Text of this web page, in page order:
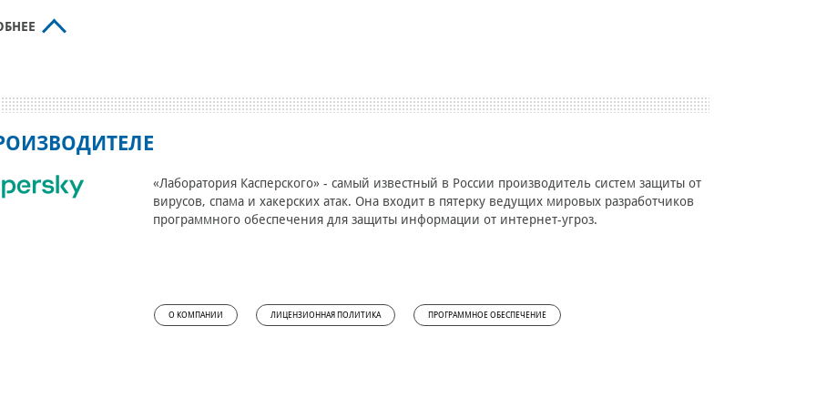
«Лаборатория Касперского» - самый известный в России производитель систем защиты от
вирусов, спама и хакерских атак. Она входит в пятерку ведущих мировых разработчиков
программного обеспечения для защиты информации от интернет-угроз.
О КОМПАНИИ ЛИЦЕНЗИОННАЯ ПОЛИТИКА ПРОГРАММНОЕ ОБЕСПЕЧЕНИЕ